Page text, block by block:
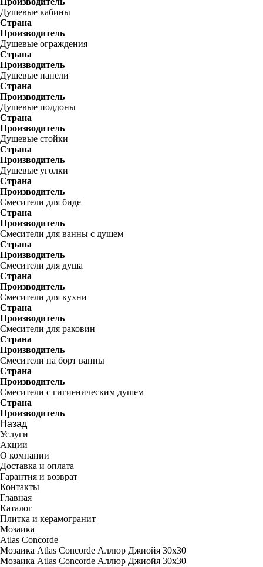
Душевые кабины
Страна
Производитель
Душевые ограждения
Страна
Производитель
Душевые панели
Страна
Производитель
Душевые поддоны
Страна
Производитель
Душевые стойки
Страна
Производитель
Душевые уголки
Страна
Производитель
Смесители для биде
Страна
Производитель
Смесители для ванны с душем
Страна
Производитель
Смесители для душа
Страна
Производитель
Смесители для кухни
Страна
Производитель
Смесители для раковин
Страна
Производитель
Смесители на борт ванны
Страна
Производитель
Смесители с гигиеническим душем
Страна
Производитель
Назад
Услуги
Акции
О компании
Доставка и оплата
Гарантия и возврат
Контакты
Главная
Каталог
Плитка и керамогранит
Мозаика
Atlas Concorde
Мозаика Atlas Concorde Аллюр Джиойя 30х30
Мозаика Atlas Concorde Аллюр Джиойя 30х30